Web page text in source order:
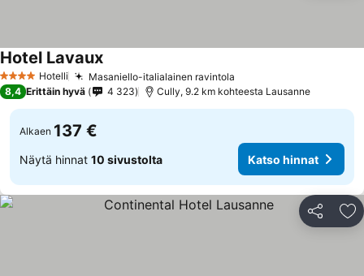
4 Tähtiluokitus
Hotelli Masaniello-italialainen ravintola
Hotel LavauxKatso hinnat
8,4 Erittäin hyvä 4 323 Cully, 9.2 km kohteesta Lausanne
Alkaen 137 €
Näytä hinnat 10 sivustolta Katso hinnat
Jaa